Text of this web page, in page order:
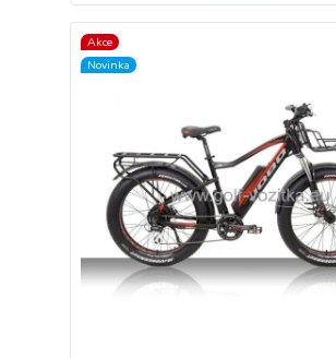
Akce
Novinka